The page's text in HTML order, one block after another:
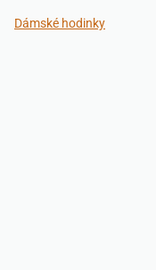
Dámské hodinky